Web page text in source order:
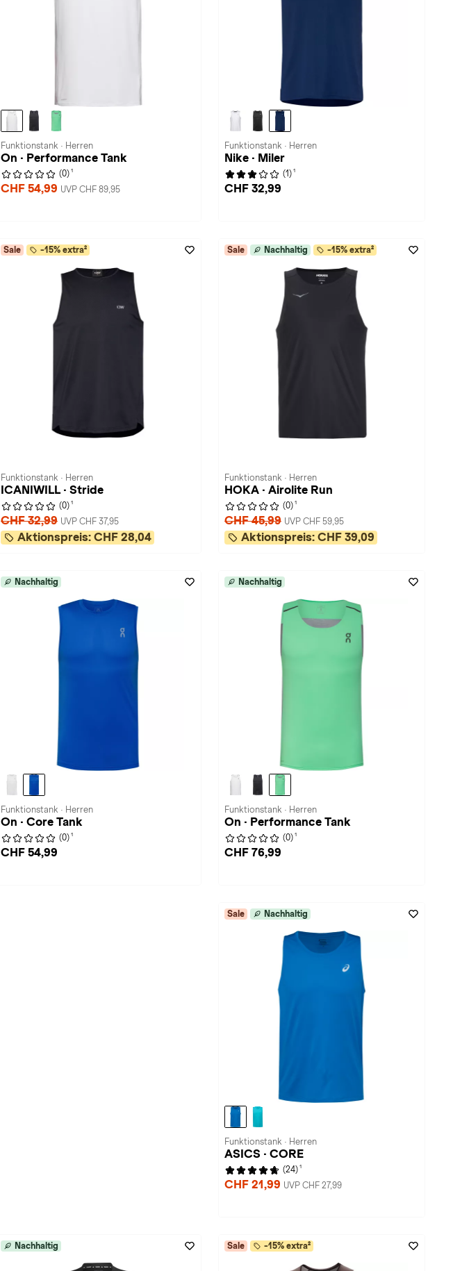
Funktionstank · Herren
On · Performance Tank
(0) 1
CHF 54,99 UVP CHF 89,95
Funktionstank · Herren
Nike · Miler
(1) 1
CHF 32,99
Sale -15% extra²
Funktionstank · Herren
ICANIWILL · Stride
(0) 1
CHF 32,99 UVP CHF 37,95
Aktionspreis: CHF 28,04
Sale Nachhaltig -15% extra²
Funktionstank · Herren
HOKA · Airolite Run
(0) 1
CHF 45,99 UVP CHF 59,95
Aktionspreis: CHF 39,09
Nachhaltig
Funktionstank · Herren
On · Core Tank
(0) 1
CHF 54,99
Nachhaltig
Funktionstank · Herren
On · Performance Tank
(0) 1
CHF 76,99
Sale Nachhaltig
Funktionstank · Herren
ASICS · CORE
(24) 1
CHF 21,99 UVP CHF 27,99
Nachhaltig Sale -15% extra²